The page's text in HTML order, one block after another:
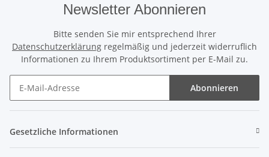
Newsletter Abonnieren
Bitte senden Sie mir entsprechend Ihrer
Datenschutzerklärung regelmäßig und jederzeit widerruflich
Informationen zu Ihrem Produktsortiment per E-Mail zu.
Abonnieren
Gesetzliche Informationen